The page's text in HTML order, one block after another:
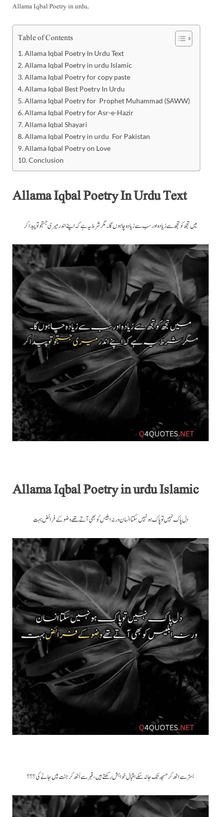
Allama Iqbal Poetry in urdu,
Table of Contents
Allama Iqbal Poetry In Urdu Text
Allama Iqbal Poetry in urdu Islamic
Allama Iqbal Poetry for copy paste
Allama Iqbal Best Poetry In Urdu
Allama Iqbal Poetry for Prophet Muhammad (SAWW)
Allama Iqbal Poetry for Asr-e-Hazir
Allama Iqbal Shayari
Allama Iqbal Poetry in urdu For Pakistan
Allama Iqbal Poetry on Love
Conclusion
Allama Iqbal Poetry In Urdu Text
میں تجھ کو تجھ سے زیادہ اور سب سے زیادہ چاہوں گا۔ مگر شرط یہ ہے کہ اپنے اندر میری جستجو تو پیدا کر
Allama Iqbal Poetry in urdu Islamic
دل پاک نہیں تو پاک ہو نہیں سکتا انسان ورنہ ابلیس کو بھی آتے تھے وضو کے فرائض بہت
بستر سے اٹھ کر مسجد تک جا نہ سکے اقبال خواہش رکھتے ہیں، قبر سے اُٹھ کر جنت میں جانے کی؟؟؟